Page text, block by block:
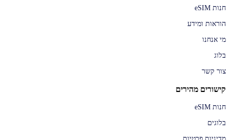
חנות eSIM
הוראות ומידע
מי אנחנו
בלוג
צור קשר
קישורים מהירים
חנות eSIM
בלוגים